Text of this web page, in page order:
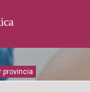
provincia